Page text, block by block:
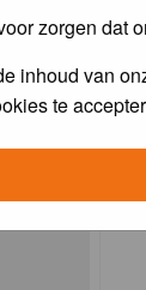
zorgen dat
inhoud van
te